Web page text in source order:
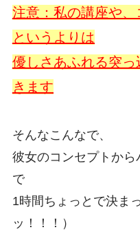
注意：私の講座や
というよりは
優しさあふれる突
きます
そんなこんなで、
彼女のコンセプトから
で
1時間ちょっとで決ま
ッ！！！）